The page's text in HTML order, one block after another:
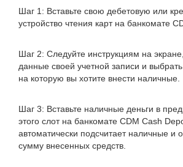
Шаг 1: Вставьте свою дебетовую или
устройство чтения карт на банкомате
Шаг 2: Следуйте инструкциям на
данные своей учетной записи и выбрать
на которую вы хотите внести наличные.
Шаг 3: Вставьте наличные деньги в
этого слот на банкомате CDM Cash
автоматически подсчитает наличные и
сумму внесенных средств.